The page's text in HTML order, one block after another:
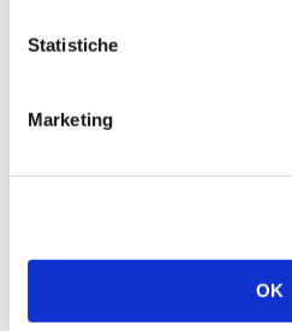
Statistiche
Marketing
OK